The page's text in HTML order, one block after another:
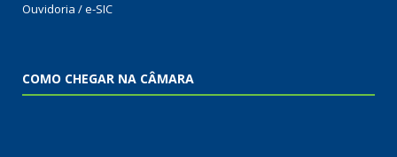
Ouvidoria /e-SIC
COMO CHEGAR NA CÂMARA